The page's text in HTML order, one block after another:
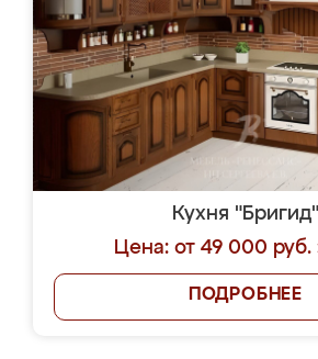
Кухня "Бригид"
Цена: от 49 000 руб.
ПОДРОБНЕЕ